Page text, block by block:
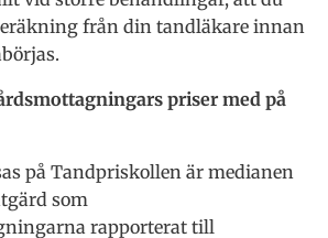
från din tandläkare innan
priser med på
på Tandpriskollen är medianen
som
rapporterat till